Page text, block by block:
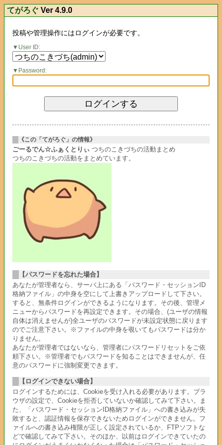
てがろぐ Ver 4.9.0
投稿や管理操作にはログインが必要です。
User ID:
Password:
《この「てがろぐ」の情報》
ごーるでん☆ふぁくとりぃ つちのこきづちの活動まとめ
つちのこきづちの活動をまとめています。
【パスワードを忘れた場合】
あなたが管理者なら、サーバ上にある「パスワード・セッションID
格納ファイル」の中身を空にして上書きアップロードして下さい。
すると、無条件ログインができるようになります。その後、管理メ
ニューからパスワードを再設定できます。その場合、(ユーザの情報
自体は消えませんが)全ユーザのパスワードが未設定状態に戻ります
のでご注意下さい。※ファイルの中身を覗いてもパスワードは分か
りません。
あなたが管理者ではないなら、管理者にパスワードリセットをご依
頼下さい。※管理者でもパスワードを知ることはできませんが、任
意のパスワードに強制変更できます。
【ログインできない場合】
ログインするためには、Cookieを受け入れる必要があります。ブラ
ウザの設定で、Cookieを拒否していないか確認してみて下さい。ま
た、「パスワード・セッションID格納ファイル」への書き込みが失
敗すると、認証情報を保存できないためログインができません。フ
ァイルへの書き込み権限が正しく設定されているか、FTPソフトな
どで確認してみて下さい。そのほか、以前はログインできていたの